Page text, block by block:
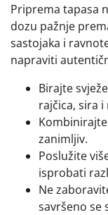
Priprema tapasa
dozu pažnje
sastojaka i
napraviti
Birajte
rajčica, sira i
zanimljiv.
Poslužite
isprobati
Ne
savršeno se